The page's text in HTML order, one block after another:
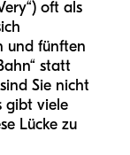
oft als
und fünften
statt
Sie nicht
gibt viele
Lücke zu